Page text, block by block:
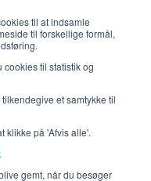
til at indsamle
til forskellige formål,
cookies til statistik og
et samtykke til
klikke på 'Afvis alle'.
gemt, når du besøger
Copyright © 2025,